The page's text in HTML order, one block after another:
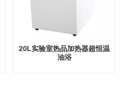
20L实验室热品加热器超恒温
油浴